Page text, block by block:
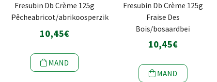
Fresubin Db Crème 125g
Pêcheabricot/abrikoosperzik
10,45€
MAND
Fresubin Db Crème 125g
Fraise Des
Bois/bosaardbei
10,45€
MAND